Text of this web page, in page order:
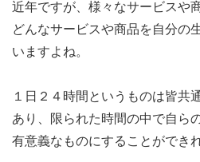
近年ですが、様々なサービスや
どんなサービスや商品を自分の
いますよね。
１日２４時間というものは皆共
あり、限られた時間の中で自ら
有意義なものにすることができ